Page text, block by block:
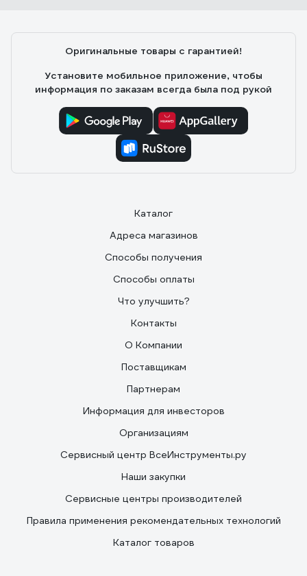
Оригинальные товары с гарантией!
Установите мобильное приложение, чтобы
информация по заказам всегда была под рукой
Каталог
Адреса магазинов
Способы получения
Способы оплаты
Что улучшить?
Контакты
О Компании
Поставщикам
Партнерам
Информация для инвесторов
Организациям
Сервисный центр ВсеИнструменты.ру
Наши закупки
Сервисные центры производителей
Правила применения рекомендательных технологий
Каталог товаров